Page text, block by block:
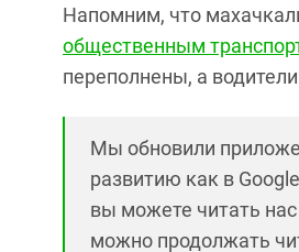
Напомним, что
общественным
переполнены, а
Мы обновили
развитию как в
вы можете читать
можно продолжать